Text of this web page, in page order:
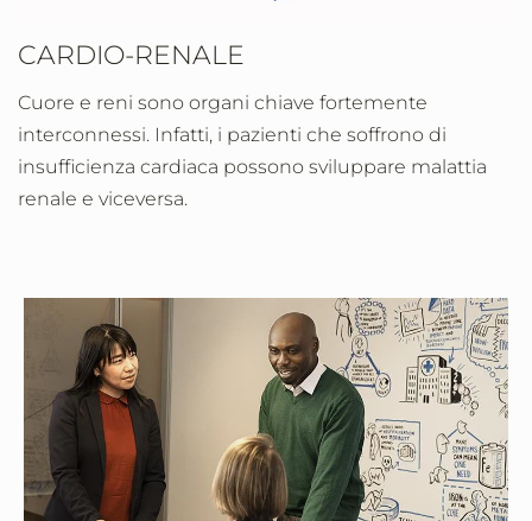
CARDIO-RENALE
Cuore e reni sono organi chiave fortemente
interconnessi. Infatti, i pazienti che soffrono di
insufficienza cardiaca possono sviluppare malattia
renale e viceversa.